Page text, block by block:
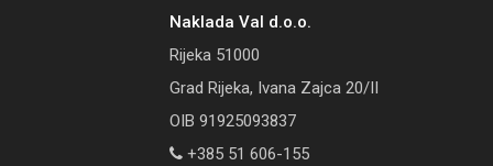
Naklada Val d.o.o.
Rijeka 51000
Grad Rijeka, Ivana Zajca 20/II
OIB 91925093837
+385 51 606-155